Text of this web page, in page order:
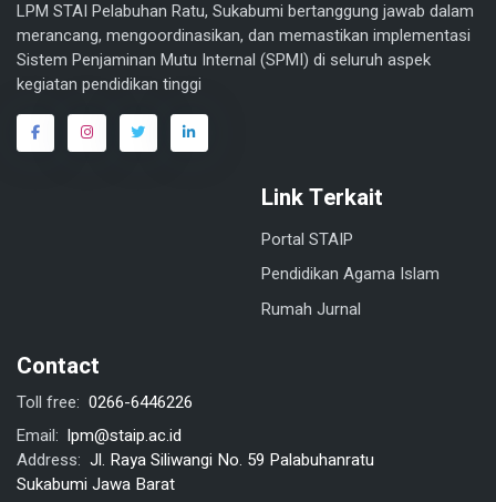
LPM STAI Pelabuhan Ratu, Sukabumi bertanggung jawab dalam
merancang, mengoordinasikan, dan memastikan implementasi
Sistem Penjaminan Mutu Internal (SPMI) di seluruh aspek
kegiatan pendidikan tinggi
Link Terkait
Portal STAIP
Pendidikan Agama Islam
Rumah Jurnal
Contact
Toll free: 0266-6446226
Email: lpm@staip.ac.id
Address: Jl. Raya Siliwangi No. 59 Palabuhanratu
Sukabumi Jawa Barat